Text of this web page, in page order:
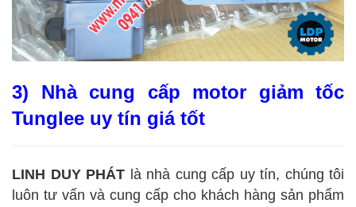
3) Nhà cung cấp motor giảm tốc
Tunglee uy tín giá tốt
LINH DUY PHÁT là nhà cung cấp uy tín, chúng tôi
luôn tư vấn và cung cấp cho khách hàng sản phẩm